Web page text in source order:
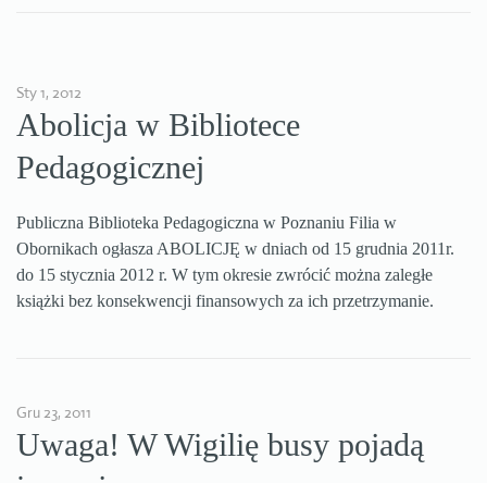
Sty 1, 2012
Abolicja w Bibliotece
Pedagogicznej
Publiczna Biblioteka Pedagogiczna w Poznaniu Filia w
Obornikach ogłasza ABOLICJĘ w dniach od 15 grudnia 2011r.
do 15 stycznia 2012 r. W tym okresie zwrócić można zaległe
książki bez konsekwencji finansowych za ich przetrzymanie.
Gru 23, 2011
Uwaga! W Wigilię busy pojadą